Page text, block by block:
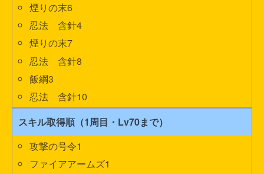
煙りの末6
忍法 含針4
煙りの末7
忍法 含針8
飯綱3
忍法 含針10
スキル取得順（1周目・Lv70まで）
攻撃の号令1
ファイアアームズ1